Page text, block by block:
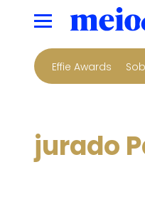
Effie Awards
jurado